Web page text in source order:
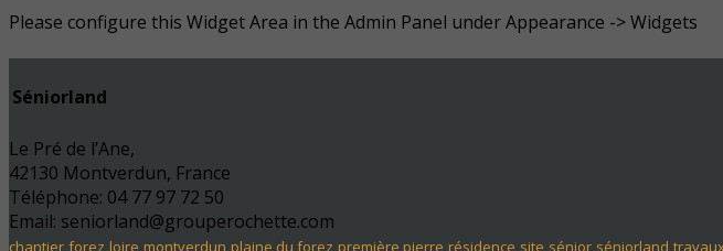
Please configure this Widget Area in the Admin Panel under Appearance -> Widgets
Séniorland
Le Pré de l’Ane,
42130 Montverdun, France
Téléphone: 04 77 97 72 50
Email: seniorland@grouperochette.com
chantier forez loire montverdun plaine du forez première pierre résidence site sénior séniorland travaux